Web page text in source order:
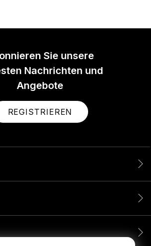
Sie unsere
Nachrichten und
Angebote
REGISTRIEREN